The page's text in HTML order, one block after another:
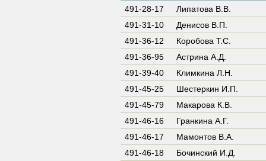
491-28-17
Липатова В.В.
491-31-10
Денисов В.П.
491-36-12
Коробова Т.С.
491-36-95
Астрина А.Д.
491-39-40
Климкина Л.Н.
491-45-25
Шестеркин И.П.
491-45-79
Макарова К.В.
491-46-16
Гранкина А.Г.
491-46-17
Мамонтов В.А.
491-46-18
Бочинский И.Д.